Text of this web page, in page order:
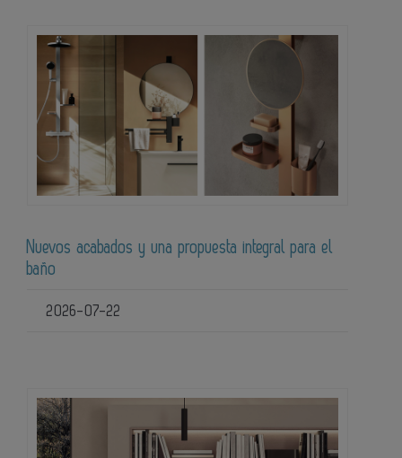
Nuevos acabados y una propuesta integral para el
baño
2026-07-22